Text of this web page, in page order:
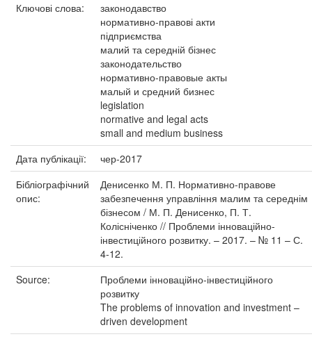
Ключові слова:
законодавство
нормативно-правові акти
підприємства
малий та середній бізнес
законодательство
нормативно-правовые акты
малый и средний бизнес
legislation
normative and legal acts
small and medium business
Дата публікації:
чер-2017
Бібліографічний
опис:
Денисенко М. П. Нормативно-правове
забезпечення управління малим та середнім
бізнесом / М. П. Денисенко, П. Т.
Колісніченко // Проблеми інноваційно-
інвестиційного розвитку. – 2017. – № 11 – С.
4-12.
Source:
Проблеми інноваційно-інвестиційного
розвитку
The problems of innovation and investment –
driven development